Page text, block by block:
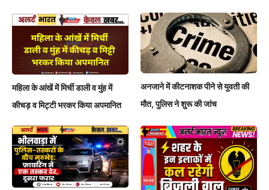
महिला के आंखें में मिर्ची डाली व मुंह में
कीचड़ व मिट्टी भरकर किया अपमानित
अनजाने में कीटनाशक पीने से युवती की
मौत, पुलिस ने शुरू की जांच